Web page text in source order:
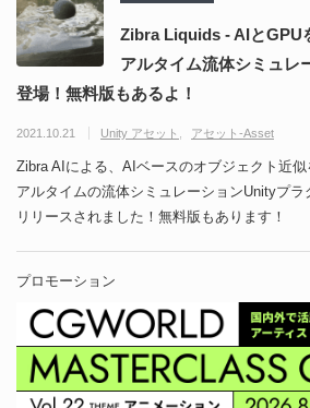
Zibra Liquids - AIとGPU
アルタイム流体シミュレ
登場！無料版もあるよ！
2021.10.21 Unity アセット アセット-Asset
Zibra AIによる、AIベースのオブジェクト近
アルタイムの流体シミュレーションUnityプ
リリースされました！無料版もあります！
プロモーション